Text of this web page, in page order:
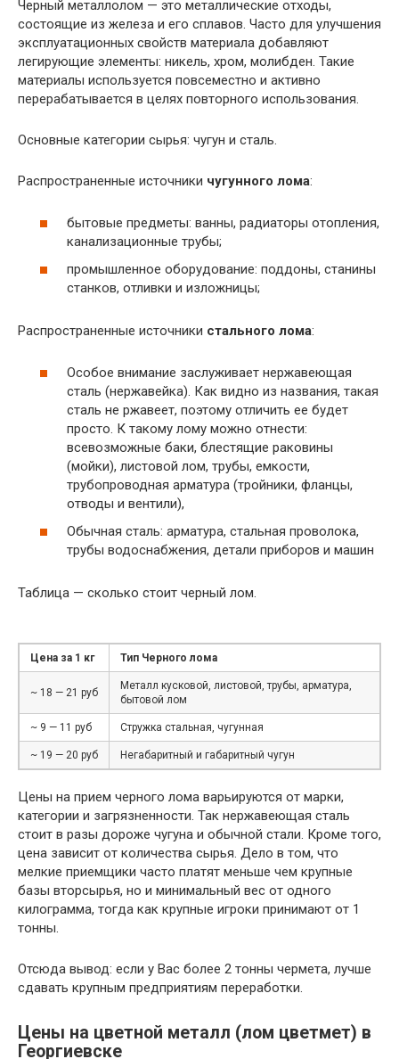
Черный металлолом — это металлические отходы,
состоящие из железа и его сплавов. Часто для улучшения
эксплуатационных свойств материала добавляют
легирующие элементы: никель, хром, молибден. Такие
материалы используется повсеместно и активно
перерабатывается в целях повторного использования.
Основные категории сырья: чугун и сталь.
Распространенные источники чугунного лома:
бытовые предметы: ванны, радиаторы отопления,
канализационные трубы;
промышленное оборудование: поддоны, станины
станков, отливки и изложницы;
Распространенные источники стального лома:
Особое внимание заслуживает нержавеющая
сталь (нержавейка). Как видно из названия, такая
сталь не ржавеет, поэтому отличить ее будет
просто. К такому лому можно отнести:
всевозможные баки, блестящие раковины
(мойки), листовой лом, трубы, емкости,
трубопроводная арматура (тройники, фланцы,
отводы и вентили),
Обычная сталь: арматура, стальная проволока,
трубы водоснабжения, детали приборов и машин
Таблица — сколько стоит черный лом.
Цена за 1 кг Тип Черного лома
~ 18 — 21 руб
Металл кусковой, листовой, трубы, арматура,
бытовой лом
~ 9 — 11 руб Стружка стальная, чугунная
~ 19 — 20 руб Негабаритный и габаритный чугун
Цены на прием черного лома варьируются от марки,
категории и загрязненности. Так нержавеющая сталь
стоит в разы дороже чугуна и обычной стали. Кроме того,
цена зависит от количества сырья. Дело в том, что
мелкие приемщики часто платят меньше чем крупные
базы вторсырья, но и минимальный вес от одного
килограмма, тогда как крупные игроки принимают от 1
тонны.
Отсюда вывод: если у Вас более 2 тонны чермета, лучше
сдавать крупным предприятиям переработки.
Цены на цветной металл (лом цветмет) в
Георгиевске